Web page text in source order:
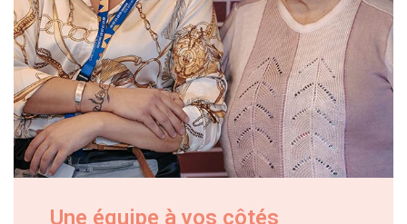
Une équipe à vos côtés